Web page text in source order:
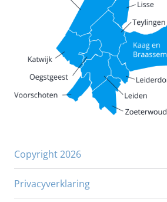
Copyright 2026
Privacyverklaring